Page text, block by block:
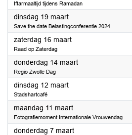
Iftarmaaltijd tijdens Ramadan
dinsdag 19 maart2024
Save the date Belastingconferentie 2024
zaterdag 16 maart2024
Raad op Zaterdag
donderdag 14 maart2024
Regio Zwolle Dag
dinsdag 12 maart2024
Stadshartcafé
maandag 11 maart2024
Fotografiemoment Internationale Vrouwendag
donderdag 7 maart2024